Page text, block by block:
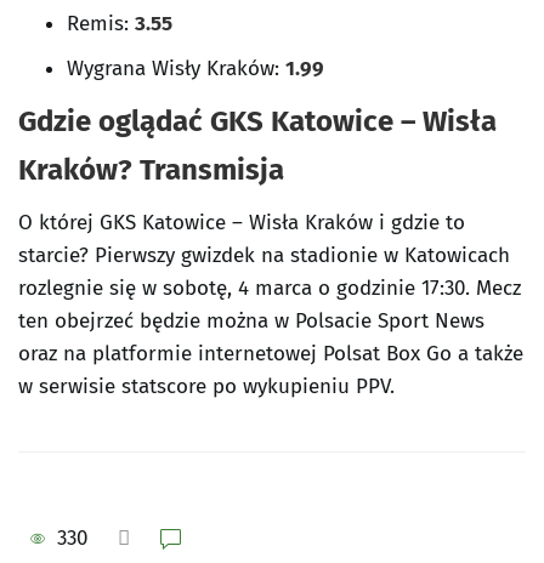
Remis: 3.55
Wygrana Wisły Kraków: 1.99
Gdzie oglądać GKS Katowice – Wisła
Kraków? Transmisja
O której GKS Katowice – Wisła Kraków i gdzie to
starcie? Pierwszy gwizdek na stadionie w Katowicach
rozlegnie się w sobotę, 4 marca o godzinie 17:30. Mecz
ten obejrzeć będzie można w Polsacie Sport News
oraz na platformie internetowej Polsat Box Go a także
w serwisie statscore po wykupieniu PPV.
330